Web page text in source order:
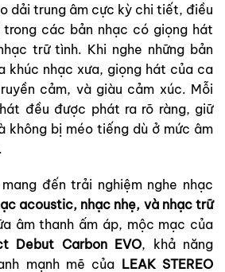
dải trung âm cực kỳ chi tiết, điều
các bản nhạc có giọng hát
trữ tình. Khi nghe những bản
khúc nhạc xưa, giọng hát của ca
cảm, và giàu cảm xúc. Mỗi
đều được phát ra rõ ràng, giữ
không bị méo tiếng dù ở mức âm
đến trải nghiệm nghe nhạc
acoustic, nhạc nhẹ, và nhạc trữ
âm thanh ấm áp, mộc mạc của
Debut Carbon EVO, khả năng
mạnh mẽ của LEAK STEREO